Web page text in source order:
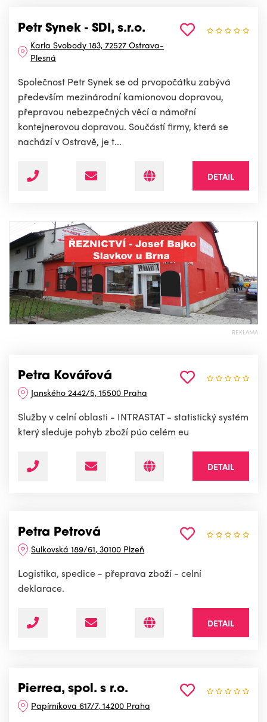
Petr Synek - SDI, s.r.o.
Karla Svobody 183, 72527 Ostrava-
Plesná
Společnost Petr Synek se od prvopočátku zabývá
především mezinárodní kamionovou dopravou,
přepravou nebezpečných věcí a námořní
kontejnerovou dopravou. Součástí firmy, která se
nachází v Ostravě, je t...
DETAIL
REKLAMA
Petra Kovářová
Janského 2442/5, 15500 Praha
Služby v celní oblasti - INTRASTAT - statistický systém
který sleduje pohyb zboží púo celém eu
DETAIL
Petra Petrová
Sulkovská 189/61, 30100 Plzeň
Logistika, spedice - přeprava zboží - celní
deklarace.
DETAIL
Pierrea, spol. s r.o.
Papírníkova 617/7, 14200 Praha